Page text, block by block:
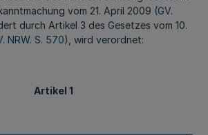
vom 21. April 2009 (GV.
durch Artikel 3 des Gesetzes vom 10.
NRW. S. 570), wird verordnet:
Artikel 1